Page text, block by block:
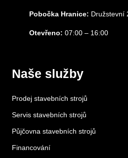
Pobočka Hranice: Družstevní
Otevřeno: 07:00 – 16:00
Naše služby
Prodej stavebních strojů
Servis stavebních strojů
Půjčovna stavebních strojů
Financování